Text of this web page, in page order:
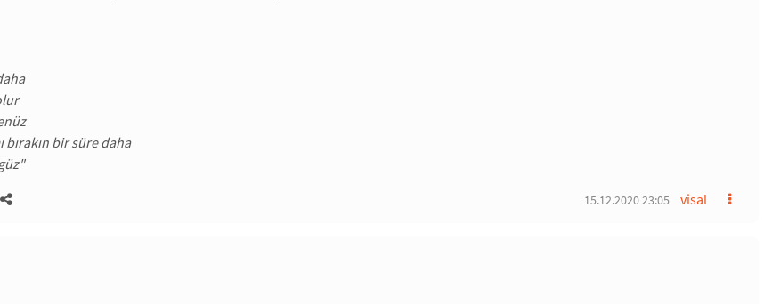
bırakın bir süre daha
visal
15.12.2020 23:05